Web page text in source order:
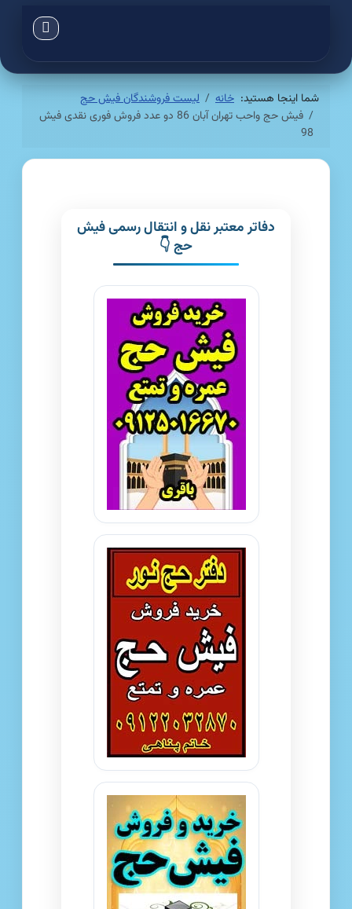
شما اینجا هستید: خانه
لیست فروشندگان فیش حج
فیش حج واحب تهران آبان 86 دو عدد فروش فوری نقدی فیش
98
دفاتر معتبر نقل و انتقال رسمی فیش
حج 👇